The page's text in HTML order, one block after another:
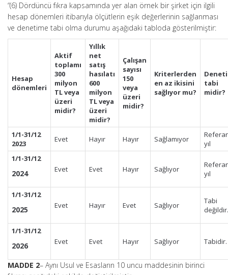
“(6) Dördüncü fıkra kapsamında yer alan örnek bir şirket için ilgili
hesap dönemleri itibarıyla ölçütlerin eşik değerlerinin sağlanması
ve denetime tabi olma durumu aşağıdaki tabloda gösterilmiştir:
Hesap
dönemleri
Aktif
toplamı
300
milyon
TL veya
üzeri
midir?
Yıllık
net
satış
hasılatı
600
milyon
TL veya
üzeri
midir?
Çalışan
sayısı
150
veya
üzeri
midir?
Kriterlerden
en az ikisini
sağlıyor mu?
tabi
midir?
1/1-31/12
2023
Evet Hayır Hayır Sağlamıyor
yıl
1/1-31/12
2024 Evet Evet Hayır Sağlıyor
yıl
1/1-31/12
2025 Evet Hayır Evet Sağlıyor
Tabi
değildir.
1/1-31/12
2026 Evet Evet Hayır Sağlıyor Tabidir.
MADDE 2– Aynı Usul ve Esasların 10 uncu maddesinin birinci